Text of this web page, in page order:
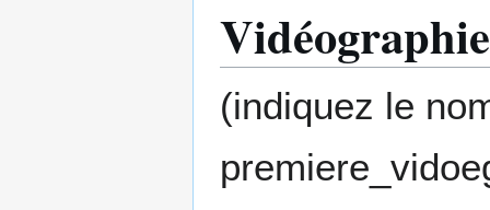
Vidéographie
(indiquez le